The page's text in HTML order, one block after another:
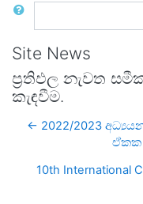
Search
Site News
ප්‍රතිඵල නැවත
කැඳවීම.
← 2022/2023
ඒකක
10th International